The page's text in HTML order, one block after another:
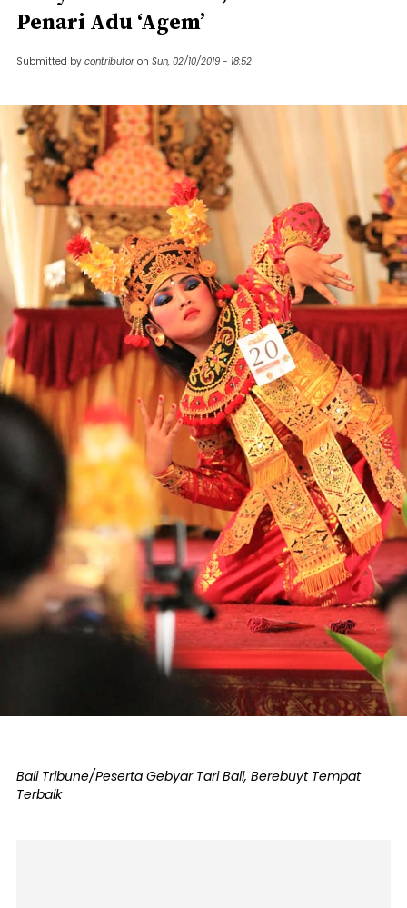
Penari Adu ‘Agem’
Submitted by contributor on Sun, 02/10/2019 - 18:52
Bali Tribune/Peserta Gebyar Tari Bali, Berebuyt Tempat
Terbaik